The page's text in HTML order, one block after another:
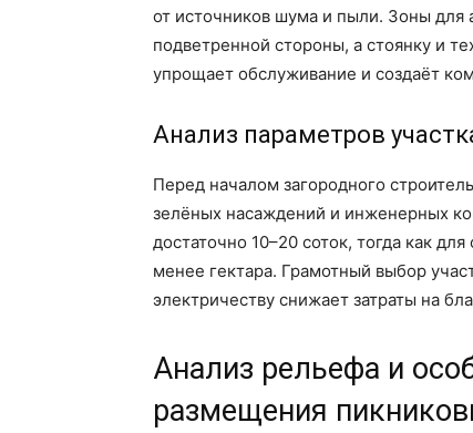
от источников шума и пыли. Зоны для
подветренной стороны, а стоянку и
упрощает обслуживание и создаёт
Анализ параметров
Перед началом загородного
зелёных насаждений и инженерных
достаточно 10–20 соток, тогда как
менее гектара. Грамотный выбор
электричеству снижает затраты на
Анализ рельефа и
размещения